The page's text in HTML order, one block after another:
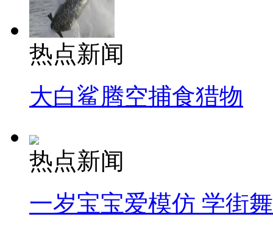
热点新闻
大白鲨腾空捕食猎物
热点新闻
一岁宝宝爱模仿 学街